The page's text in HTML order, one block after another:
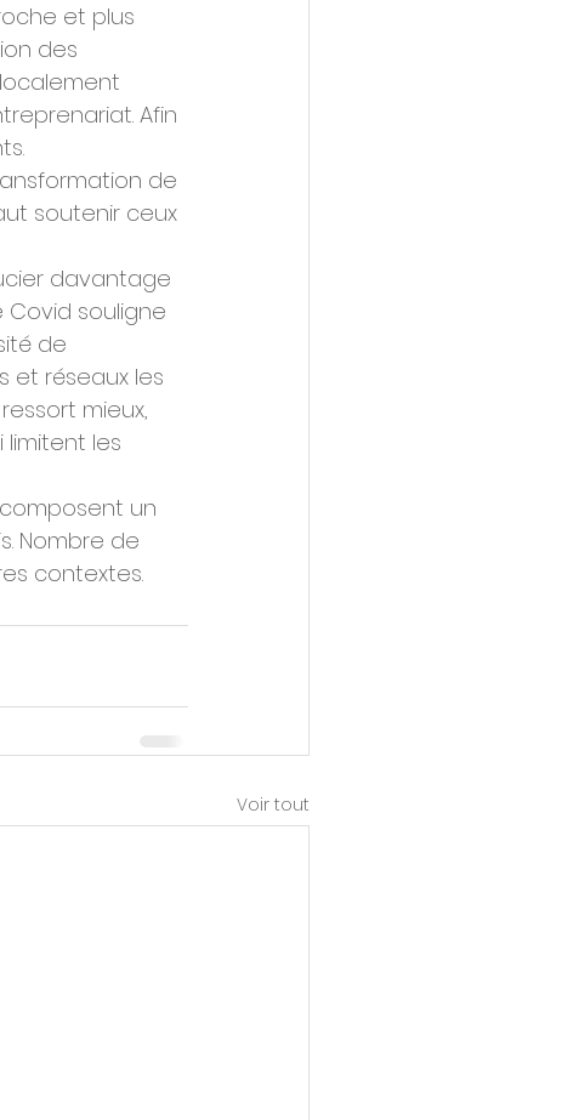
et plus
des
Afin
de
soutenir ceux
davantage
Covid souligne
de
et réseaux les
mieux,
limitent les
un
Nombre de
contextes.
Voir tout